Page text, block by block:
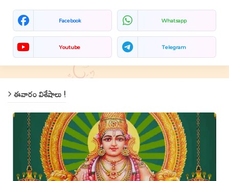
Facebook Whatsapp
Youtube Telegram
ఈవారం విశేషాలు !